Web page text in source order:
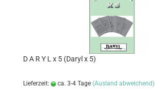
D A R Y L x 5 (Daryl x 5)
Lieferzeit: ca. 3-4 Tage (Ausland abweichend)